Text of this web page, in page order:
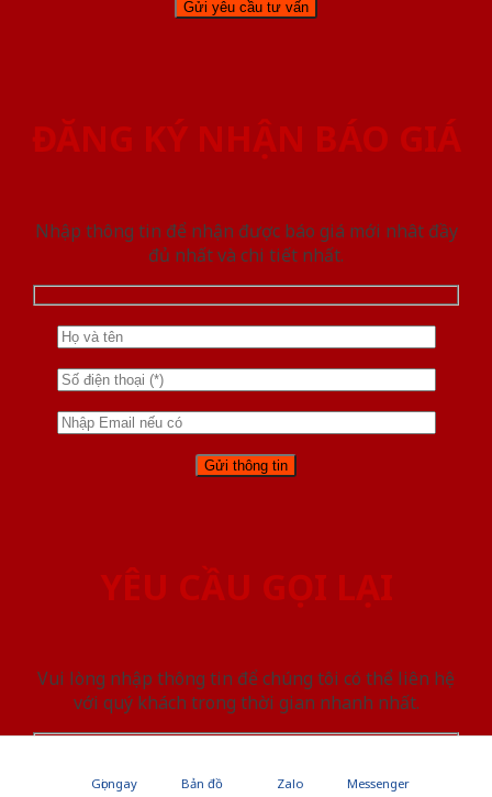
Gọi ngay Bản đồ Zalo Messenger
ĐĂNG KÝ NHẬN BÁO GIÁ
Nhập thông tin để nhận được báo giá mới nhât đầy
đủ nhất và chi tiết nhất.
YÊU CẦU GỌI LẠI
Vui lòng nhập thông tin để chúng tôi có thể liên hệ
với quý khách trong thời gian nhanh nhất.